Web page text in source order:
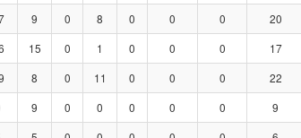
9 0 8 0 0 0 20
15 0 1 0 0 0 17
8 0 11 0 0 0 22
9 0 0 0 0 0 9